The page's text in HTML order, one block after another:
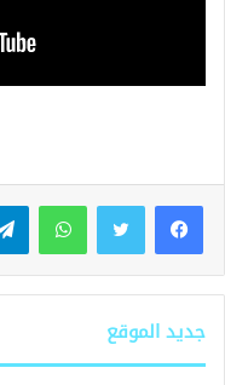
جديد الموقع